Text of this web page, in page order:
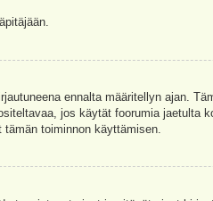
ennalta määritellyn ajan.
jos käytät foorumia jaetulta
toiminnon käyttämisen.